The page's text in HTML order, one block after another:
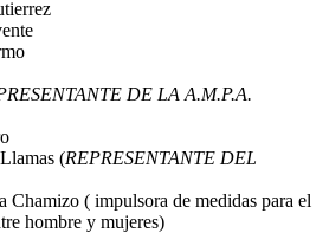
DE LA A.M.P.A.
(REPRESENTANTE DEL
Chamizo ( impulsora de medidas para el
hombre y mujeres)